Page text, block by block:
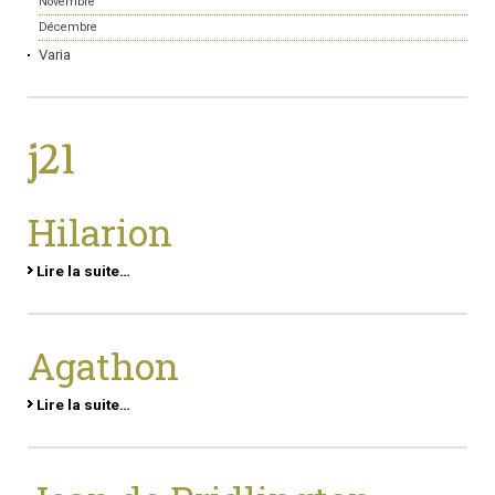
Décembre
Varia
j21
Hilarion
Lire la suite…
Agathon
Lire la suite…